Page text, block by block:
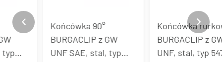
Końcówka 90°
BURGACLIP z GW
UNF SAE, stal, typ
Końcówka rurkowa
BURGACLIP z GW
UNF, stal, typ 54704